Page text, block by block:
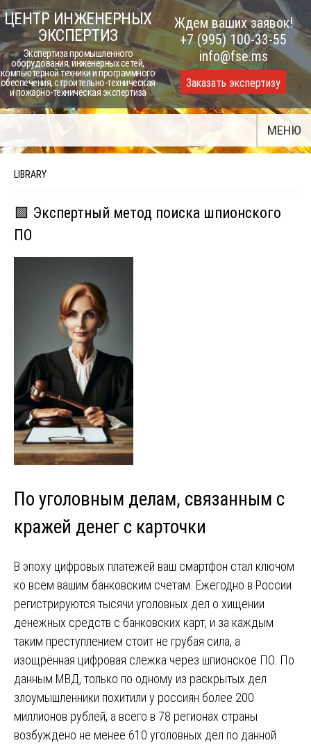
Skip
to
content
ЦЕНТР ИНЖЕНЕРНЫХ
ЭКСПЕРТИЗ
Экспертиза промышленного
оборудования, инженерных сетей,
компьютерной техники и программного
обеспечения, строительно-техническая
и пожарно-техническая экспертиза
Ждем ваших заявок!
+7 (995) 100-33-55
info@fse.ms
Заказать экспертизу
МЕНЮ
LIBRARY
🟩 Экспертный метод поиска шпионского
ПО
По уголовным делам, связанным с
кражей денег с карточки
В эпоху цифровых платежей ваш смартфон стал ключом
ко всем вашим банковским счетам. Ежегодно в России
регистрируются тысячи уголовных дел о хищении
денежных средств с банковских карт, и за каждым
таким преступлением стоит не грубая сила, а
изощрённая цифровая слежка через шпионское ПО. По
данным МВД, только по одному из раскрытых дел
злоумышленники похитили у россиян более 200
миллионов рублей, а всего в 78 регионах страны
возбуждено не менее 610 уголовных дел по данной